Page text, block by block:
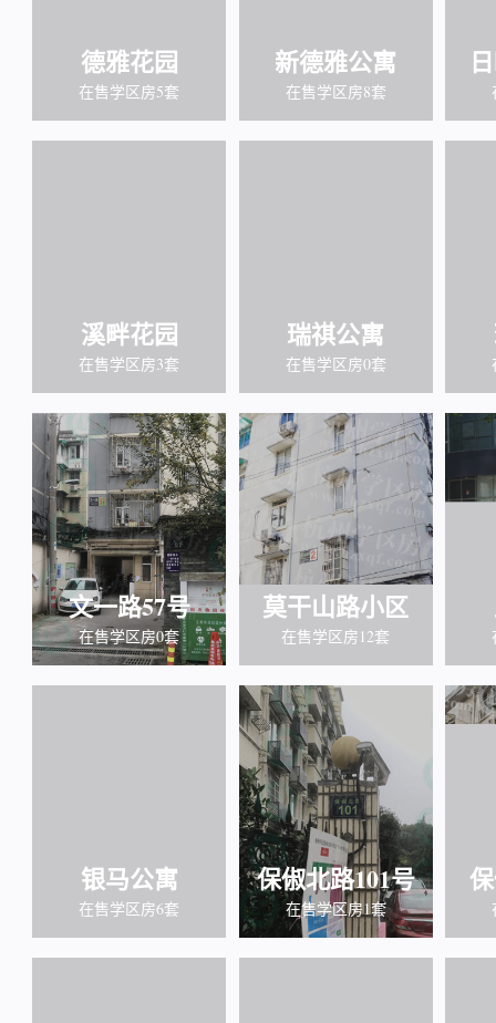
德雅花园
在售学区房5套
新德雅公寓
在售学区房8套
溪畔花园
在售学区房3套
瑞祺公寓
在售学区房0套
文一路57号
在售学区房0套
莫干山路小区
在售学区房12套
银马公寓
在售学区房6套
保俶北路101号
在售学区房1套